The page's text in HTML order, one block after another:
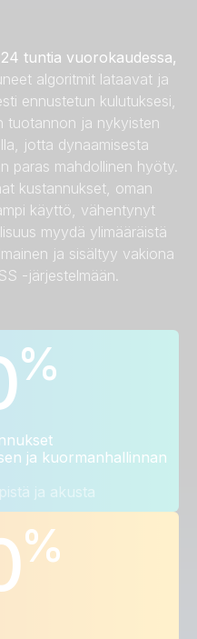
tuntia vuorokaudessa,
algoritmit lataavat ja
ennustetun kulutuksesi,
tuotannon ja nykyisten
jotta dynaamisesta
paras mahdollinen hyöty.
kustannukset, oman
käyttö, vähentynyt
myydä ylimääräistä
ja sisältyy vakiona
-järjestelmään.
%
ja kuormanhallinnan
ja akusta
%